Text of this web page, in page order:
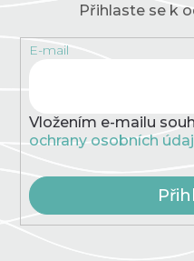
Přihlaste se k
E-mail
Vložením e-mailu
ochrany osobních